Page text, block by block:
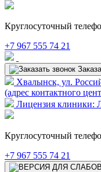
Круглосуточный
+7 967 555 74 21
Хвалынск, ул.
(адрес контактного
Лицензия клиники:
Круглосуточный
+7 967 555 74 21